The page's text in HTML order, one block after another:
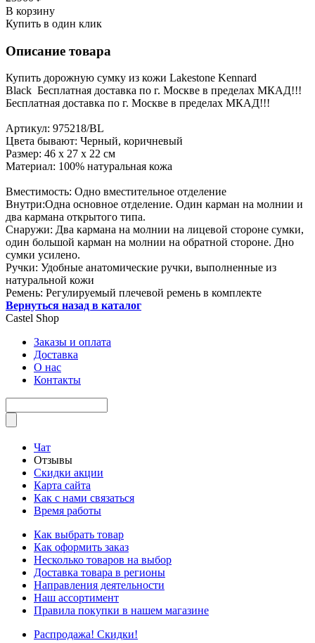
В корзину
Купить в один клик
Описание товара
Купить дорожную сумку из кожи Lakestone Kennard
Black Бесплатная доставка по г. Москве в пределах МКАД!!!
Бесплатная доставка по г. Москве в пределах МКАД!!!
Артикул: 975218/BL
Цвета бывают: Черный, коричневый
Размер: 46 х 27 х 22 см
Материал: 100% натуральная кожа
Вместимость: Одно вместительное отделение
Внутри:Одна основное отделение. Один карман на молнии и
два кармана открытого типа.
Снаружи: Два кармана на молнии на лицевой стороне сумки,
один большой карман на молнии на обратной стороне. Дно
сумки усилено.
Ручки: Удобные анатомические ручки, выполненные из
натуральной кожи
Ремень: Регулируемый плечевой ремень в комплекте
Вернуться назад в каталог
Castel Shop
Заказы и оплата
Доставка
О нас
Контакты
Чат
Отзывы
Скидки акции
Карта сайта
Как с нами связаться
Время работы
Как выбрать товар
Как оформить заказ
Несколько товаров на выбор
Доставка товара в регионы
Направления деятельности
Наш ассортимент
Правила покупки в нашем магазине
Распродажа! Скидки!